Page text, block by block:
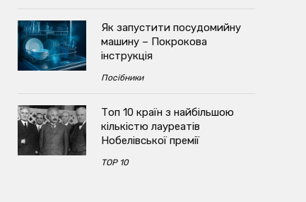
Як запустити посудомийну
машину – Покрокова
інструкція
Посібники
Топ 10 країн з найбільшою
кількістю лауреатів
Нобелівської премії
TOP 10